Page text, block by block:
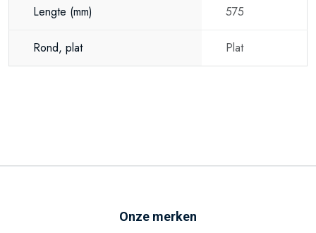
Lengte (mm) 575
Rond, plat Plat
Onze merken